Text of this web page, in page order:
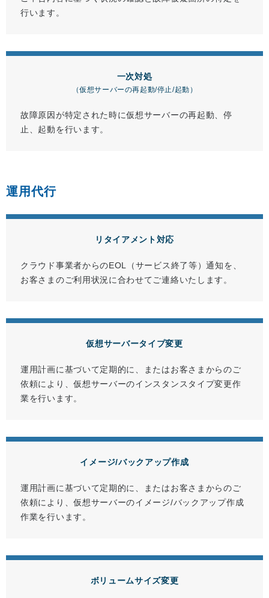
行います。
一次対処
（仮想サーバーの再起動/停止/起動）
故障原因が特定された時に仮想サーバーの再起動、停
止、起動を行います。
運用代行
リタイアメント対応
クラウド事業者からのEOL（サービス終了等）通知を、
お客さまのご利用状況に合わせてご連絡いたします。
仮想サーバータイプ変更
運用計画に基づいて定期的に、またはお客さまからのご
依頼により、仮想サーバーのインスタンスタイプ変更作
業を行います。
イメージ/バックアップ作成
運用計画に基づいて定期的に、またはお客さまからのご
依頼により、仮想サーバーのイメージ/バックアップ作成
作業を行います。
ボリュームサイズ変更